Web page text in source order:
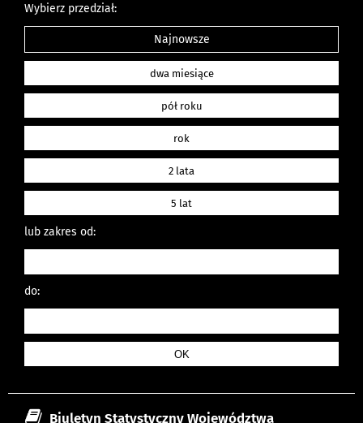
Wybierz przedział:
Najnowsze
dwa miesiące
pół roku
rok
2 lata
5 lat
lub zakres od:
do:
Biuletyn Statystyczny Województwa